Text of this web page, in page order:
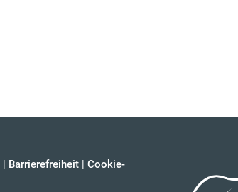
| Barrierefreiheit | Cookie-